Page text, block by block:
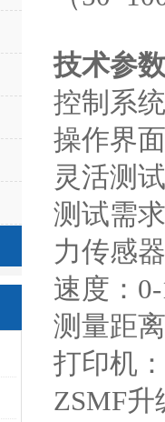
技术参数
控制系
操作界
灵活测
测试需
力传感
速度：
测量距
打印机
ZSMF升